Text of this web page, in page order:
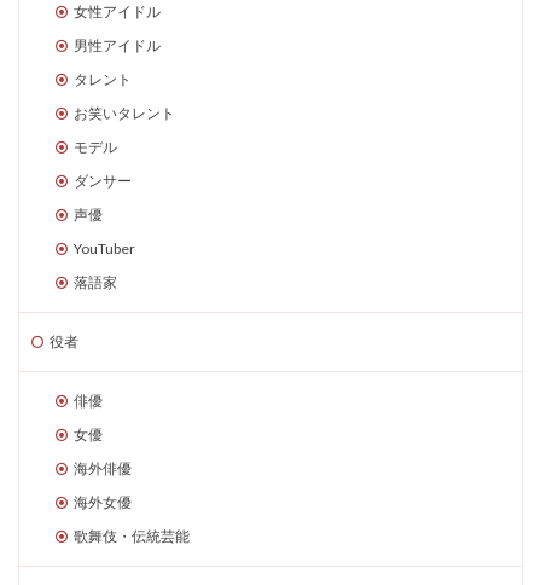
女性アイドル
男性アイドル
タレント
お笑いタレント
モデル
ダンサー
声優
YouTuber
落語家
役者
俳優
女優
海外俳優
海外女優
歌舞伎・伝統芸能